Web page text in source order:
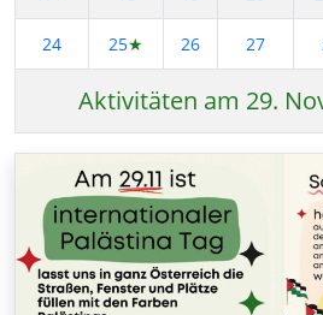
24 25★ 26 27
Aktivitäten am 29.